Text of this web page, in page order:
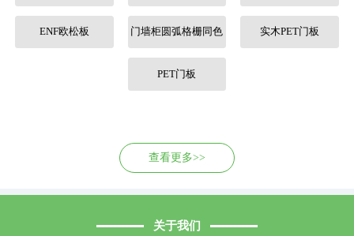
ENF欧松板 门墙柜圆弧格栅同色 实木PET门板
PET门板
查看更多>>
关于我们
人才招聘